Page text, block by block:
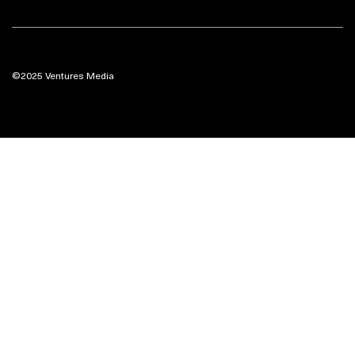
©2025 Ventures Media